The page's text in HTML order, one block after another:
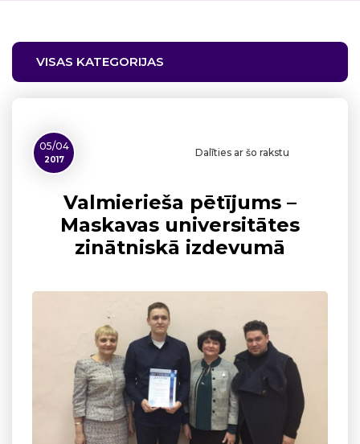
VISAS KATEGORIJAS
05/04
2017
Dalīties ar šo rakstu
Valmierieša pētījums –
Maskavas universitātes
zinātniskā izdevumā